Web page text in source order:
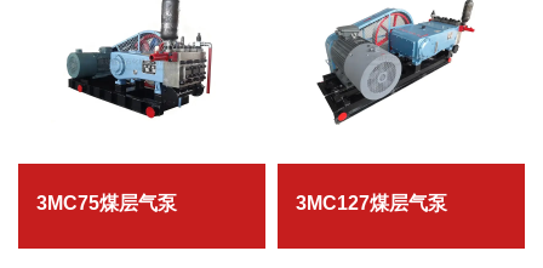
3MC75煤层气泵 3MC127煤层气泵